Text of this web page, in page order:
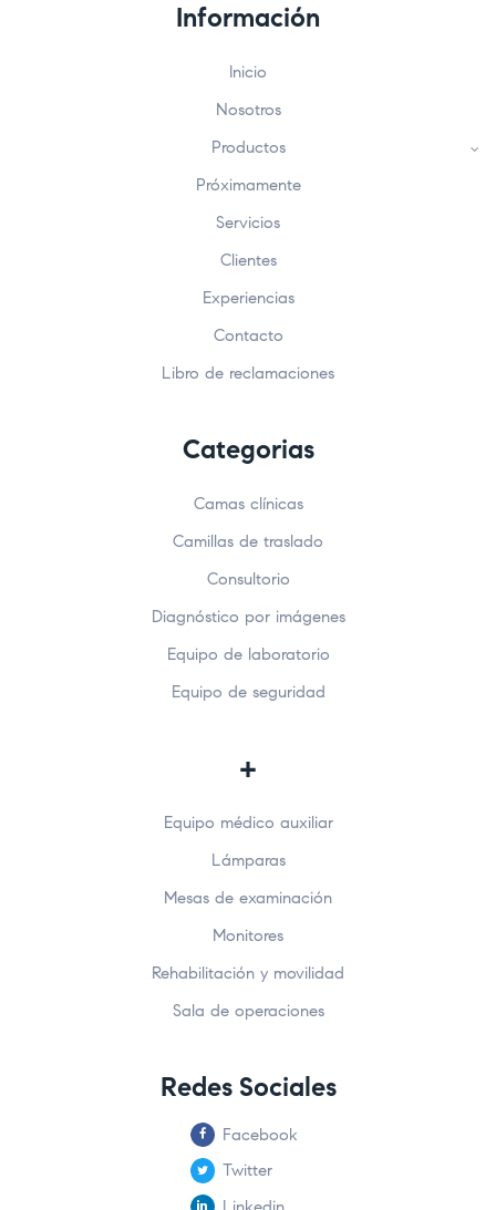
Información
Inicio
Nosotros
Productos
Próximamente
Servicios
Clientes
Experiencias
Contacto
Libro de reclamaciones
Categorias
Camas clínicas
Camillas de traslado
Consultorio
Diagnóstico por imágenes
Equipo de laboratorio
Equipo de seguridad
+
Equipo médico auxiliar
Lámparas
Mesas de examinación
Monitores
Rehabilitación y movilidad
Sala de operaciones
Redes Sociales
Facebook
Twitter